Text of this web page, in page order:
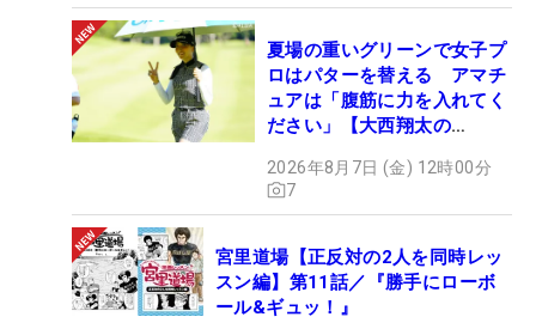
夏場の重いグリーンで女子プ
ロはパターを替える アマチ
ュアは「腹筋に力を入れてく
ださい」【大西翔太の
2026年8月7日 (金) 12時00分
7
宮里道場【正反対の2人を同時レッ
スン編】第11話／『勝手にローボ
ール&ギュッ！』